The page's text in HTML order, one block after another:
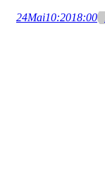
24Mai10:2018:00